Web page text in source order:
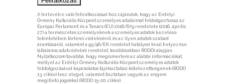
A hírlevélre való feliratkozással hozzájárulok, hogy az Erdélyi
Örmény Kulturális Központ személyes adataimat feldolgozhassa az
Európai Parlament és a Tanács (EU) 2016/679 rendelete (2016. április
27.) a természetes személyeknek a személyes adatok kezelése
tekintetében történő védelméről és az ilyen adatok szabad
áramlásáról, valamint a 95/46/EK rendelet hatályon kívül helyezése
(általános adatvédelmi rendelet, továbbiakban RODO) alapján.
Nyilatkozom továbbá, hogy megismertem az alábbi információkat,
mellyel az Erdélyi Örmény Kulturális Központ személyes adatok
feldolgozásával kapcsolatos tájékoztatási kötelezettségének (RODO
13. cikke) tesz eleget, valamint tisztában vagyok az engem
megillető jogokkal (RODO 15-20. cikke).